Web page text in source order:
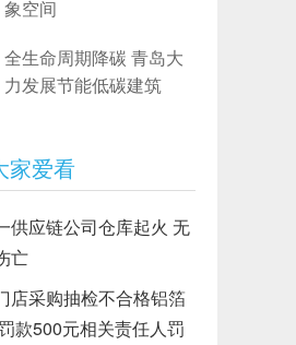
象空间
全生命周期降碳 青岛大
力发展节能低碳建筑
家爱看
供应链公司仓库起火 无
亡
店采购抽检不合格铝箔
款500元相关责任人罚